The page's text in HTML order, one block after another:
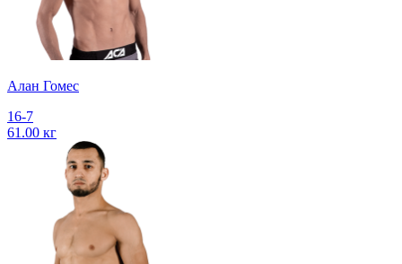
Алан Гомес
16-7
61.00 кг